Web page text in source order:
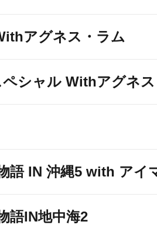
アグネス・ラム
ペシャル Withアグネ
語 IN 沖縄5 with アイ
語IN地中海2